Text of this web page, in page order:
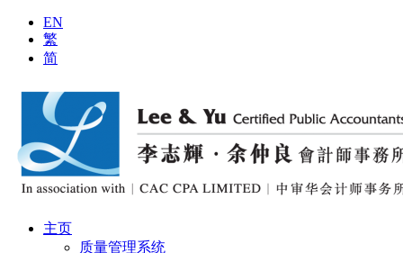
EN
繁
简
主页
质量管理系统